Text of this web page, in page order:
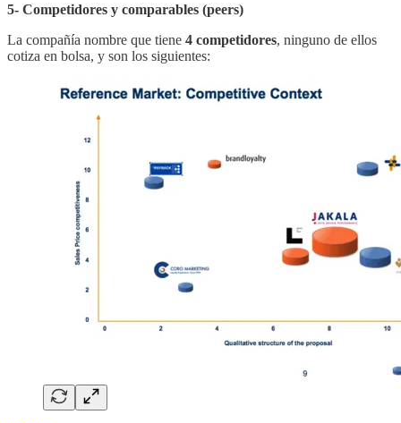
5- Competidores y comparables (peers)
La compañía nombre que tiene 4 competidores, ninguno de ellos
cotiza en bolsa, y son los siguientes: